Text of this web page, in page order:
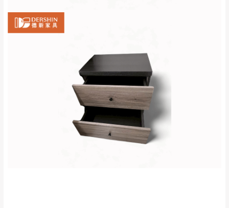
台北市、新北市地區固定每周(三)、(日)兩天收送貨
彰化、南投、雲林、嘉義、台南、高
雄、屏東、宜蘭、 花蓮、台東、金門、馬祖、澎湖地區
（可於LINE線上詢問 →@dershin）
是全新狀態且完整包裝，床墊、床包、枕頭
類產品需為未拆封狀態(請保持商品、附件、
性)，若未依照上述方式處理，恕無法接受退
由於透過電腦螢幕選購商品，可能會因個人
電腦螢幕的設定色差或解析度等因素， 與實
際商品的顏色、質感稍有不同，如因此而需
退換貨，需自付來回運費及人資成本
訂購前詳加確認。(包含商品尺寸是否合適)。